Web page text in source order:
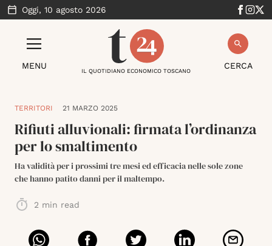
Oggi, 10 agosto 2026
MENU CERCA
IL QUOTIDIANO ECONOMICO TOSCANO
TERRITORI 21 MARZO 2025
Rifiuti alluvionali: firmata l’ordinanza
per lo smaltimento
Ha validità per i prossimi tre mesi ed efficacia nelle sole zone
che hanno patito danni per il maltempo.
2 min read